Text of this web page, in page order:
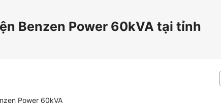
Benzen Power 60kVA tại tỉnh
Power 60kVA